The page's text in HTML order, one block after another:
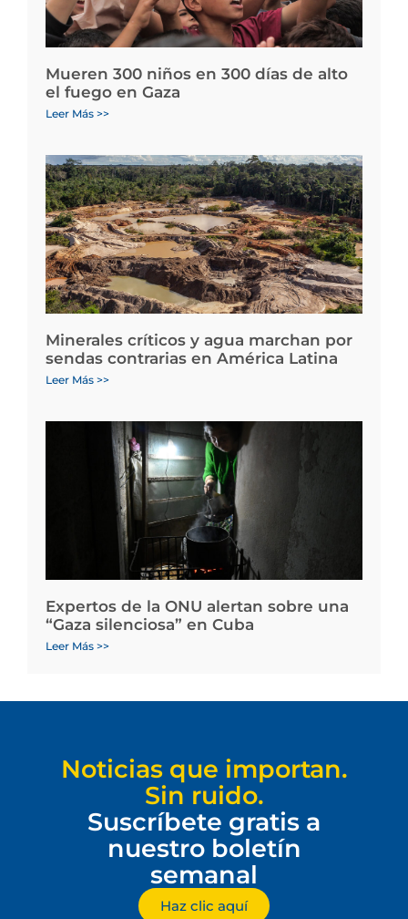
Mueren 300 niños en 300 días de alto
el fuego en Gaza
Leer Más >>
Minerales críticos y agua marchan por
sendas contrarias en América Latina
Leer Más >>
Expertos de la ONU alertan sobre una
“Gaza silenciosa” en Cuba
Leer Más >>
Noticias que importan.
Sin ruido.
Suscríbete gratis a
nuestro boletín
semanal
Haz clic aquí